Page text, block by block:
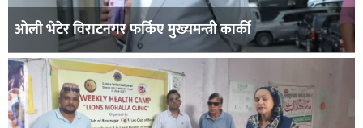
ओली भेटेर विराटनगर फर्किए मुख्यमन्त्री कार्की